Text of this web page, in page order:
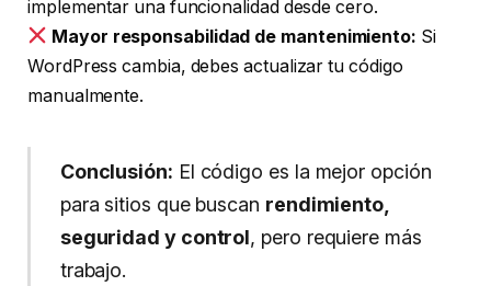
implementar una funcionalidad desde cero.
Mayor responsabilidad de mantenimiento: Si
WordPress cambia, debes actualizar tu código
manualmente.
Conclusión: El código es la mejor opción
para sitios que buscan rendimiento,
seguridad y control, pero requiere más
trabajo.